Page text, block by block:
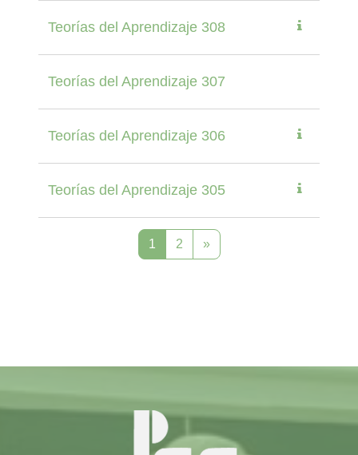
Teorías del Aprendizaje 308
Teorías del Aprendizaje 307
Teorías del Aprendizaje 306
Teorías del Aprendizaje 305
1 Página 1
2Página 2
»Página siguiente